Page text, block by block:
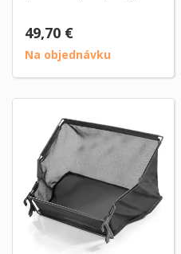
49,70 €
Na objednávku